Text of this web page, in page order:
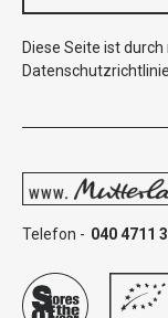
Diese Seite ist
Datenschutzrichtlinie
Telefon - 040 4711